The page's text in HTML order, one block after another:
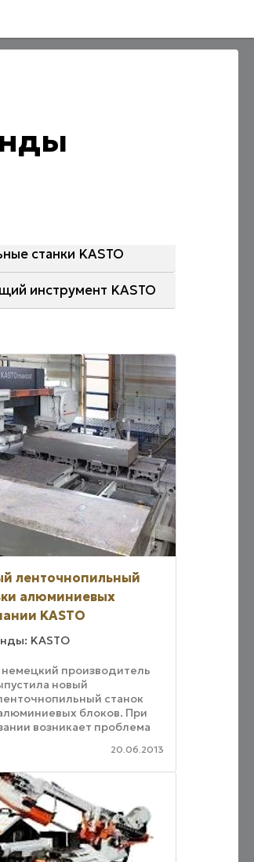
станки KASTO
инструмент KASTO
ленточнопильный
алюминиевых
KASTO
KASTO
немецкий производитель
новый
станок
блоков. При
возникает проблема
после каждого реза,
20.06.2013